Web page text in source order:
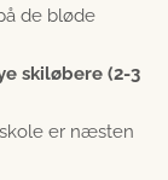
de bløde
skiløbere (2-3
er næsten